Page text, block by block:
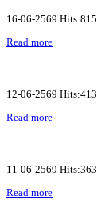
16-06-2569 Hits:815
Read more
12-06-2569 Hits:413
Read more
11-06-2569 Hits:363
Read more